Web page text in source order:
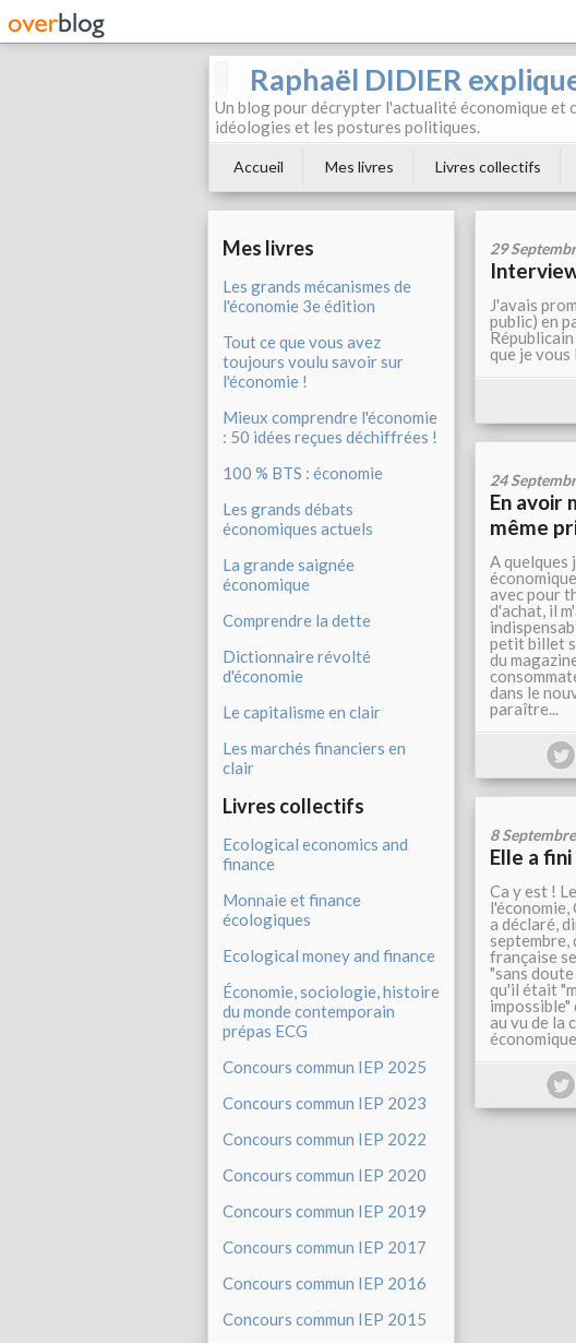
Raphaël DIDIER
Un blog pour décrypter l'actualité économique et
idéologies et les postures politiques.
Accueil Mes livres Livres collectifs
Mes livres
Les grands mécanismes de
l'économie 3e édition
Tout ce que vous avez
toujours voulu savoir sur
l'économie !
Mieux comprendre l'économie
: 50 idées reçues déchiffrées !
100 % BTS : économie
Les grands débats
économiques actuels
La grande saignée
économique
Comprendre la dette
Dictionnaire révolté
d'économie
Le capitalisme en clair
Les marchés financiers en
clair
Livres collectifs
Ecological economics and
finance
Monnaie et finance
écologiques
Ecological money and finance
Économie, sociologie, histoire
du monde contemporain
prépas ECG
Concours commun IEP 2025
Concours commun IEP 2023
Concours commun IEP 2022
Concours commun IEP 2020
Concours commun IEP 2019
Concours commun IEP 2017
Concours commun IEP 2016
Concours commun IEP 2015
29
J'avais
public) en
que je vous
24
En avoir
même
A quelques
avec pour
d'achat, il
petit billet
du
dans le
paraître...
8
Elle a
Ca y est !
l'économie,
a déclaré,
septembre,
française
"sans
qu'il était
au vu de la